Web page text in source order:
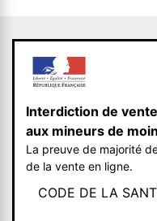
Interdiction de
aux mineurs de
La preuve de majorité
de la vente en ligne.
CODE DE LA